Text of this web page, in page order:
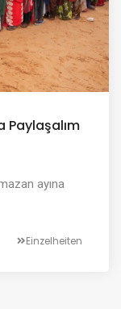
Paylaşalım
ayına
Einzelheiten